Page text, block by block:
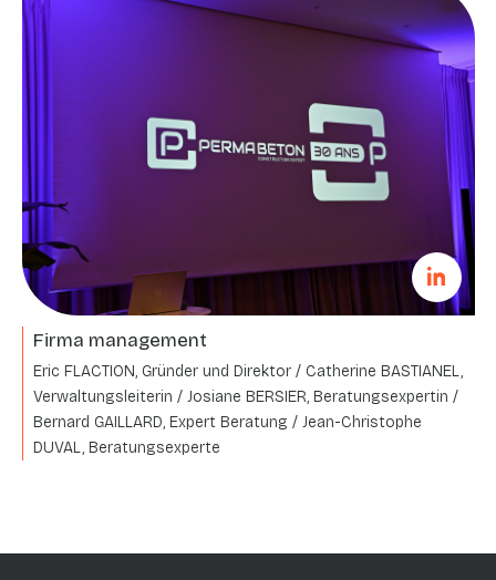
Firma management
Eric FLACTION, Gründer und Direktor / Catherine BASTIANEL,
Verwaltungsleiterin / Josiane BERSIER, Beratungsexpertin /
Bernard GAILLARD, Expert Beratung / Jean-Christophe
DUVAL, Beratungsexperte